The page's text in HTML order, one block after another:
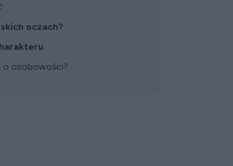
oczach?
o osobowości?